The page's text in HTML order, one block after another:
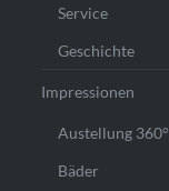
Service
Geschichte
Impressionen
Austellung 360°
Bäder